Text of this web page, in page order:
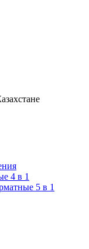
4 в 1
5 в 1